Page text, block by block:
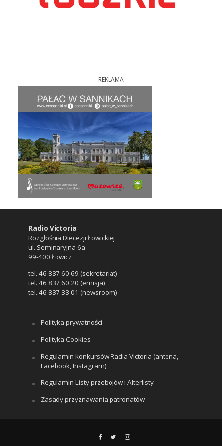
REKLAMA
Radio Victoria
Rozgłośnia Diecezji Łowickiej
ul. Seminaryjna 6a
99-400 Łowicz
tel. 46 837 60 69 (sekretariat)
tel. 46 837 60 20 (emisja)
tel. 46 837 33 01 (newsroom)
Polityka prywatności
Polityka Cookies
Regulamin konkursów Radia Victoria (antena,
Facebook, Instagram)
Regulamin Listy przebojów i Alterlisty
Zasady przyznawania patronatów